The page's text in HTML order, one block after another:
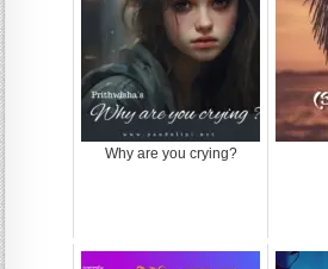
Why are you crying?